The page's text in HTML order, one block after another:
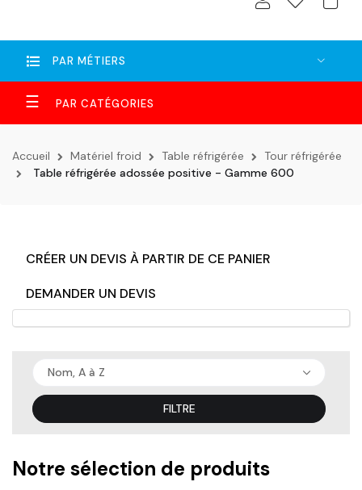
PAR MÉTIERS
Basculer
la
navigation
☰
Accueil Matériel froid Table réfrigérée
Tour réfrigérée
Table réfrigérée adossée positive - Gamme 600
CRÉER UN DEVIS À PARTIR DE CE PANIER
DEMANDER UN DEVIS
Nom, A à Z
FILTRE
Notre sélection de produits